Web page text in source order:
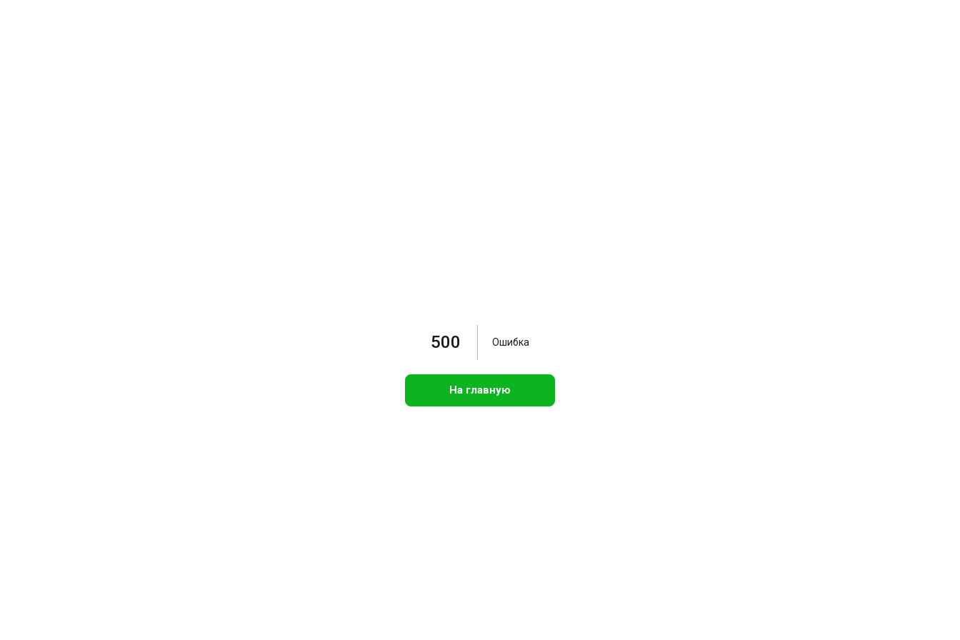
500 Ошибка
На главную